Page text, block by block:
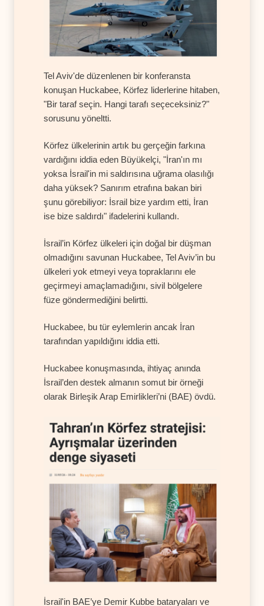
Tel Aviv'de düzenlenen bir konferansta
konuşan Huckabee, Körfez liderlerine hitaben,
"Bir taraf seçin. Hangi tarafı seçeceksiniz?"
sorusunu yöneltti.
Körfez ülkelerinin artık bu gerçeğin farkına
vardığını iddia eden Büyükelçi, "İran'ın mı
yoksa İsrail'in mi saldırısına uğrama olasılığı
daha yüksek? Sanırım etrafına bakan biri
şunu görebiliyor: İsrail bize yardım etti, İran
ise bize saldırdı" ifadelerini kullandı.
İsrail’in Körfez ülkeleri için doğal bir düşman
olmadığını savunan Huckabee, Tel Aviv’in bu
ülkeleri yok etmeyi veya topraklarını ele
geçirmeyi amaçlamadığını, sivil bölgelere
füze göndermediğini belirtti.
Huckabee, bu tür eylemlerin ancak İran
tarafından yapıldığını iddia etti.
Huckabee konuşmasında, ihtiyaç anında
İsrail’den destek almanın somut bir örneği
olarak Birleşik Arap Emirlikleri’ni (BAE) övdü.
İsrail'in BAE’ye Demir Kubbe bataryaları ve